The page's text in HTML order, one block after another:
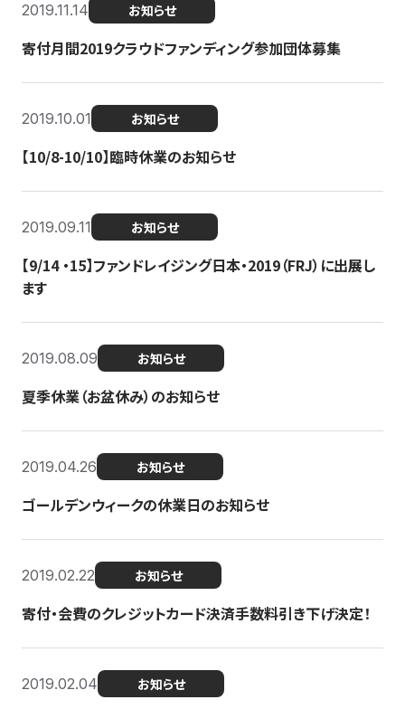
2019.11.14 お知らせ
寄付月間2019クラウドファンディング参加団体募集
2019.10.01 お知らせ
【10/8-10/10】臨時休業のお知らせ
2019.09.11 お知らせ
【9/14 ・15】ファンドレイジング日本・2019（FRJ）に出展し
ます
2019.08.09 お知らせ
夏季休業（お盆休み）のお知らせ
2019.04.26 お知らせ
ゴールデンウィークの休業日のお知らせ
2019.02.22 お知らせ
寄付・会費のクレジットカード決済手数料引き下げ決定！
2019.02.04 お知らせ